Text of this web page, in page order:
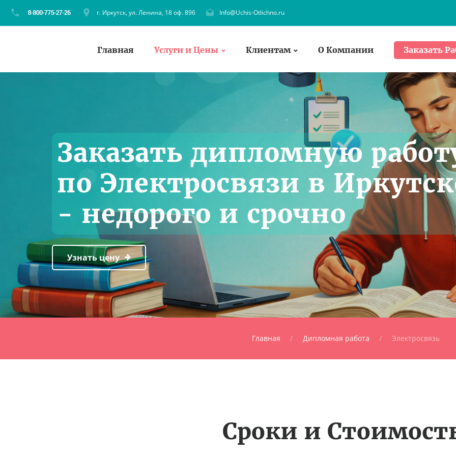
г. Иркутск, ул. Ленина, 18 оф. 896 Info@Uchis-Otlichno.ru
Главная Услуги и Цены Клиентам О Компании Заказать
Заказать дипломную
по Электросвязи в
- недорого и срочно
Узнать цену
Главная Дипломная работа Электросвязь
Сроки и